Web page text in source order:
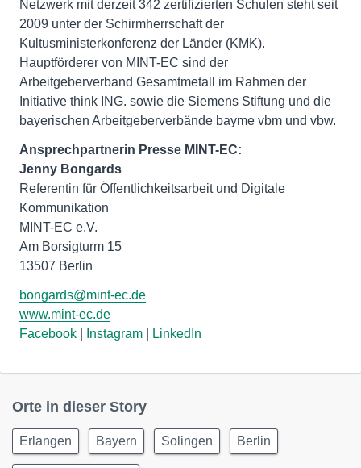
Netzwerk mit derzeit 342 zertifizierten Schulen steht seit
2009 unter der Schirmherrschaft der
Kultusministerkonferenz der Länder (KMK).
Hauptförderer von MINT-EC sind der
Arbeitgeberverband Gesamtmetall im Rahmen der
Initiative think ING. sowie die Siemens Stiftung und die
bayerischen Arbeitgeberverbände bayme vbm und vbw.
Ansprechpartnerin Presse MINT-EC:
Jenny Bongards
Referentin für Öffentlichkeitsarbeit und Digitale
Kommunikation
MINT-EC e.V.
Am Borsigturm 15
13507 Berlin
bongards@mint-ec.de
www.mint-ec.de
Facebook
Instagram LinkedIn
Orte in dieser Story
Erlangen Bayern Solingen Berlin